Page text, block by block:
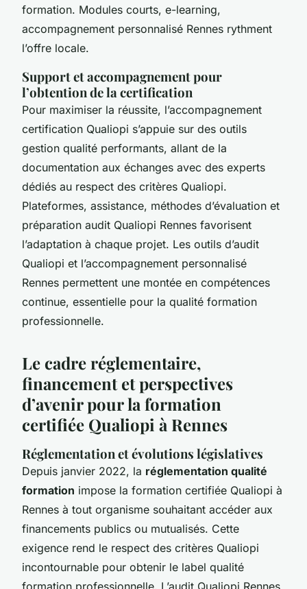
formation. Modules courts, e-learning,
accompagnement personnalisé Rennes rythment
l’offre locale.
Support et accompagnement pour
l’obtention de la certification
Pour maximiser la réussite, l’accompagnement
certification Qualiopi s’appuie sur des outils
gestion qualité performants, allant de la
documentation aux échanges avec des experts
dédiés au respect des critères Qualiopi.
Plateformes, assistance, méthodes d’évaluation et
préparation audit Qualiopi Rennes favorisent
l’adaptation à chaque projet. Les outils d’audit
Qualiopi et l’accompagnement personnalisé
Rennes permettent une montée en compétences
continue, essentielle pour la qualité formation
professionnelle.
Le cadre réglementaire,
financement et perspectives
d’avenir pour la formation
certifiée Qualiopi à Rennes
Réglementation et évolutions législatives
Depuis janvier 2022, la réglementation qualité
formation impose la formation certifiée Qualiopi à
Rennes à tout organisme souhaitant accéder aux
financements publics ou mutualisés. Cette
exigence rend le respect des critères Qualiopi
incontournable pour obtenir le label qualité
formation professionnelle. L’audit Qualiopi Rennes